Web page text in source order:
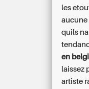
les
aucune
quils
en
laissez
artiste